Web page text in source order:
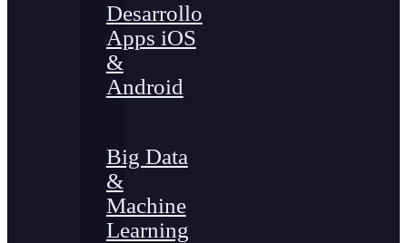
Desarrollo
Apps iOS
&
Android
Big Data
&
Machine
Learning